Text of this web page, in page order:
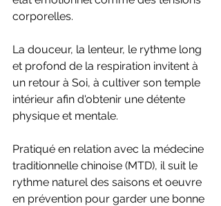
corporelles.
La douceur, la lenteur, le rythme long
et profond de la respiration invitent à
un retour à Soi, à cultiver son temple
intérieur afin d'obtenir une détente
physique et mentale.
Pratiqué en relation avec la médecine
traditionnelle chinoise (MTD), il suit le
rythme naturel des saisons et oeuvre
en prévention pour garder une bonne